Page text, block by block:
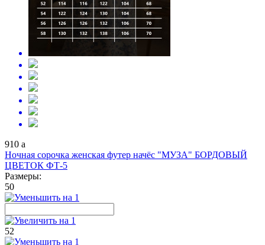
910 a
Ночная сорочка женская футер начёс "МУЗА" БОРДОВЫЙ
ЦВЕТОК ФТ-5
Размеры:
50
52